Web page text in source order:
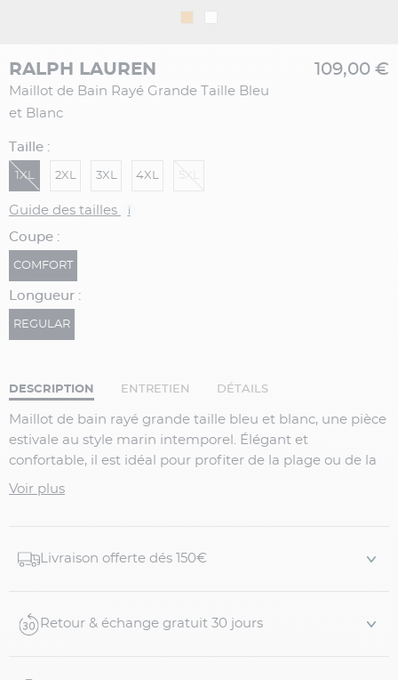
RALPH LAUREN
Maillot de Bain Rayé Grande Taille Bleu
et Blanc
109,00 €
Taille :
1XL 2XL 3XL 4XL
Guide des tailles i
Coupe :
COMFORT
Longueur :
REGULAR
DESCRIPTION ENTRETIEN DÉTAILS
Maillot de bain rayé grande taille bleu et blanc, une pièce
estivale au style marin intemporel. Élégant et
confortable, il est idéal pour profiter de la plage ou de la
piscine avec style. Un maillot de bain léger et à séchage
Taille élastiquée avec cordon de serrage
Voir plus
Livraison offerte dés 150€
Retour & échange gratuit 30 jours